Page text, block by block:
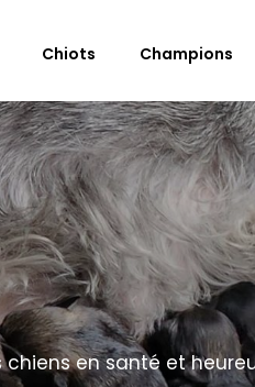
Chiots Champions
en santé et